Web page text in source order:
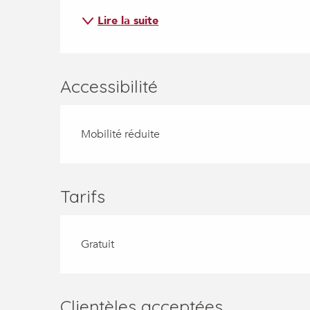
Lire la suite
Accessibilité
Mobilité réduite
Tarifs
Gratuit